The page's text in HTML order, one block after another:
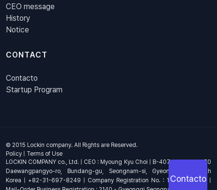
CEO message
History
Notice
CONTACT
Contacto
Startup Program
© 2015 Lockin company. All Rights are Reserved.
Policy | Terms of Use
LOCKIN COMPANY co., Ltd. | CEO : Myoung Kyu Choi | B-407, 4th Floor, 670
Daewangpangyo-ro, Bundang-gu, Seongnam-si, Gyeonggi-do, South
Korea | +82-31-697-8249 | Company Registration No. : 144-81-17703 |
Contacto